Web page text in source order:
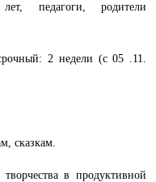
педагоги, родители
2 недели (с 05 .11.
сказкам.
в продуктивной